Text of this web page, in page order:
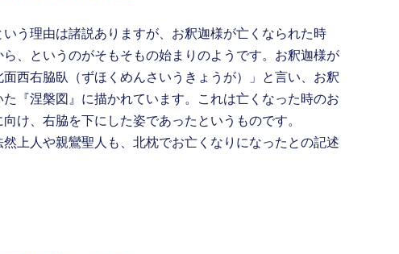
いう理由は諸説ありますが、お釈迦様が亡くなられた時
、というのがそもそもの始まりのようです。お釈迦様が
西右脇臥（ずほくめんさいうきょうが）」と言い、お釈
『涅槃図』に描かれています。これは亡くなった時のお
け、右脇を下にした姿であったというものです。
上人や親鸞聖人も、北枕でお亡くなりになったとの記述